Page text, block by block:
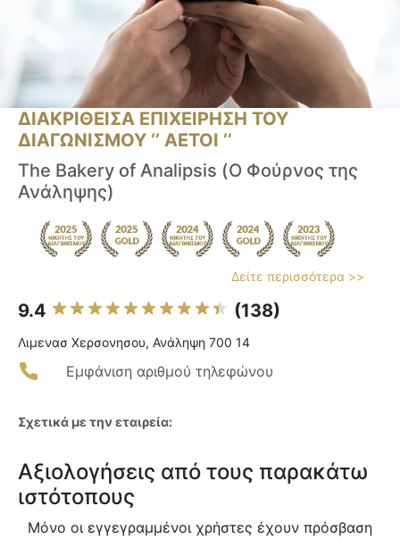
ΔΙΑΚΡΙΘΕΙΣΑ ΕΠΙΧΕΙΡΗΣΗ ΤΟΥ
ΔΙΑΓΩΝΙΣΜΟΥ ‘’ ΑΕΤΟΙ ‘’
The Bakery of Analipsis (Ο Φούρνος της
Ανάληψης)
Δείτε περισσότερα >>
9.4 (138)
Λιμενασ Χερσονησου, Ανάληψη 700 14
Εμφάνιση αριθμού τηλεφώνου
Σχετικά με την εταιρεία:
Αξιολογήσεις από τους παρακάτω
ιστότοπους
Μόνο οι εγγεγραμμένοι χρήστες έχουν πρόσβαση